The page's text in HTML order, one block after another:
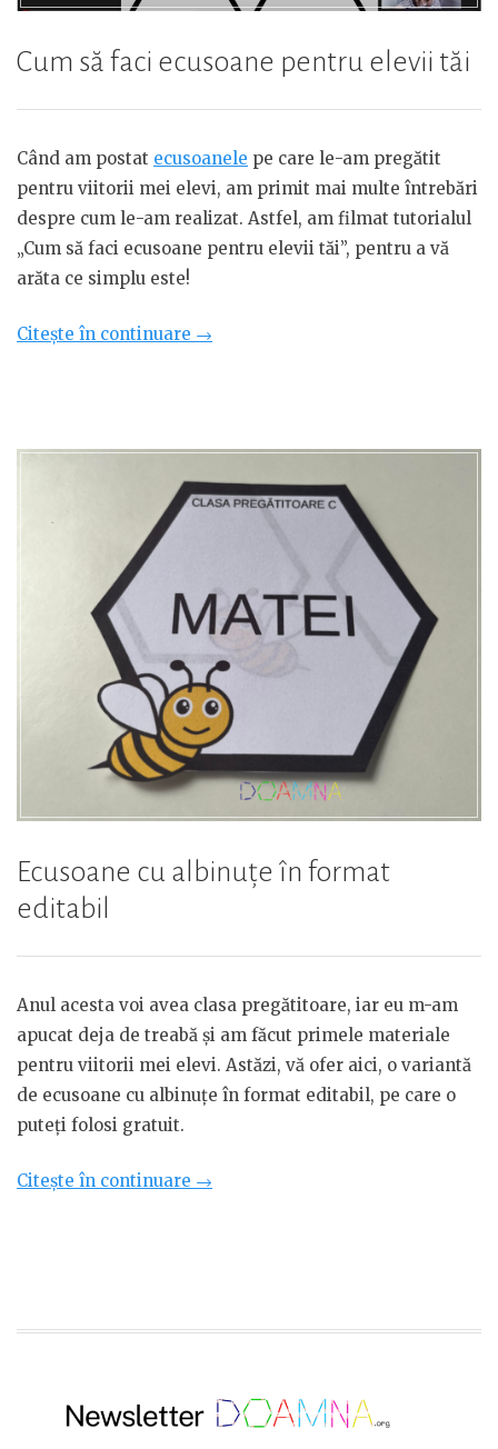
Cum să faci ecusoane pentru elevii tăi
Când am postat ecusoanele pe care le-am pregătit
pentru viitorii mei elevi, am primit mai multe întrebări
despre cum le-am realizat. Astfel, am filmat tutorialul
„Cum să faci ecusoane pentru elevii tăi”, pentru a vă
arăta ce simplu este!
Citește în continuare „Cum
pentru
elevii
tăi”
→
Ecusoane cu albinuțe în format
editabil
Anul acesta voi avea clasa pregătitoare, iar eu m-am
apucat deja de treabă și am făcut primele materiale
pentru viitorii mei elevi. Astăzi, vă ofer aici, o variantă
de ecusoane cu albinuțe în format editabil, pe care o
puteți folosi gratuit.
Citește în continuare „Ecusoane
editabil”
→